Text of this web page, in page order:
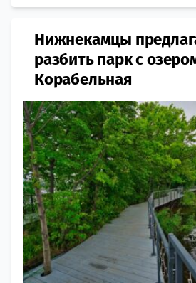
Нижнекамцы
разбить парк с
Корабельная